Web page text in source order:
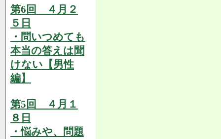
第6回 ４月２
５日
・問いつめても
本当の答えは聞
けない【男性
編】
第5回 ４月１
８日
・悩みや、問題